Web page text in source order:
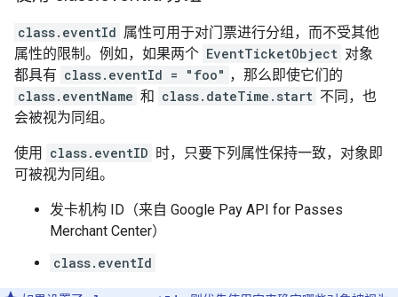
class.eventId 属性可用于对门票进行分组，而不受其他
属性的限制。例如，如果两个 EventTicketObject 对象
都具有 class.eventId = "foo" ，那么即使它们的
class.eventName 和 class.dateTime.start 不同，也
会被视为同组。
使用 class.eventID 时，只要下列属性保持一致，对象即
可被视为同组。
发卡机构 ID（来自 Google Pay API for Passes
Merchant Center）
class.eventId